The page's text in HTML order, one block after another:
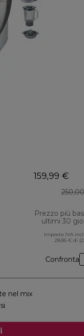
159,99 €
Prezzo più
ultimi 30
Importo IVA
28,85 € di
Confronta
nel mix